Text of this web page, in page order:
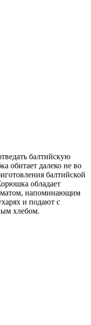
балтийскую
обитает далеко не во
балтийской
обладает
напоминающим
и подают с
хлебом.